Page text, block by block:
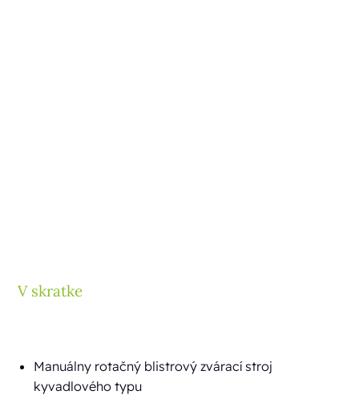
V skratke
Manuálny rotačný blistrový zvárací stroj
kyvadlového typu